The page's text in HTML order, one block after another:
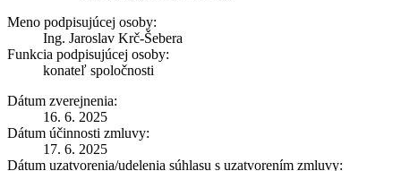
Meno podpisujúcej osoby:
Ing. Jaroslav Krč-Šebera
Funkcia podpisujúcej osoby:
konateľ spoločnosti
Dátum zverejnenia:
16. 6. 2025
Dátum účinnosti zmluvy:
17. 6. 2025
Dátum uzatvorenia/udelenia súhlasu s uzatvorením zmluvy: